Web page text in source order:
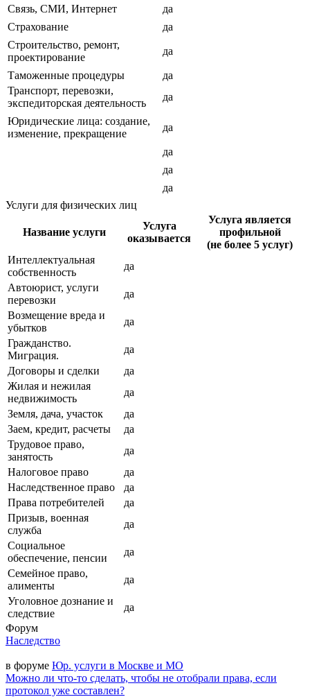
Связь, СМИ, Интернет
да
Страхование
да
Строительство, ремонт,
проектирование
да
Таможенные процедуры
да
Транспорт, перевозки,
экспедиторская деятельность
да
Юридические лица: создание,
изменение, прекращение
да
да
да
да
Услуги для физических лиц
Название услуги
Услуга
оказывается
Услуга является
профильной
(не более 5 услуг)
Интеллектуальная
собственность
да
Автоюрист, услуги
перевозки
да
Возмещение вреда и
убытков
да
Гражданство.
Миграция.
да
Договоры и сделки
да
Жилая и нежилая
недвижимость
да
Земля, дача, участок
да
Заем, кредит, расчеты
да
Трудовое право,
занятость
да
Налоговое право
да
Наследственное право
да
Права потребителей
да
Призыв, военная
служба
да
Социальное
обеспечение, пенсии
да
Семейное право,
алименты
да
Уголовное дознание и
следствие
да
Форум
Наследство
в форуме Юр. услуги в Москве и МО
Можно ли что-то сделать, чтобы не отобрали права, если
протокол уже составлен?